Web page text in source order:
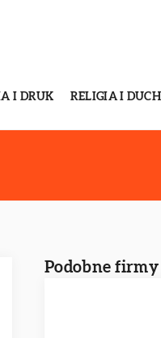
I DRUK RELIGIA I
Podobne firmy